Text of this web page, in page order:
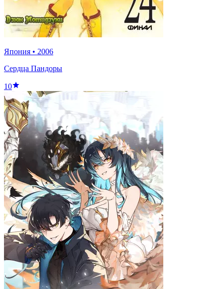
Япония • 2006
Сердца Пандоры
10